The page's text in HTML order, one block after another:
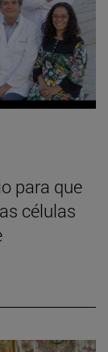
para que
células